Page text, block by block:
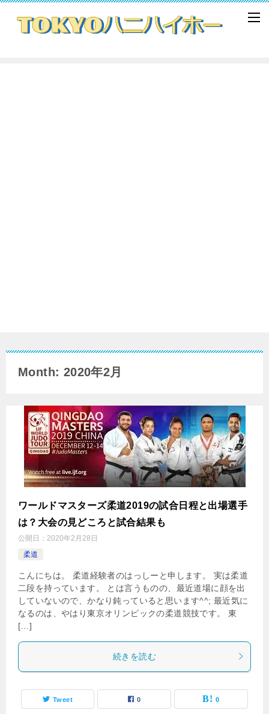
Month: 2020年2月
ワールドマスターズ柔道2019の試合日程と出場選手
は？大会の見どころと試合結果も
公開日： 2020年2月28日
柔道
こんにちは。 柔道経験者のはっしーと申します。 実は柔道
二段を持っています。 とは言うものの、最近道場に顔を出
していないので、かなり鈍っていると思います^^; 最近気に
なるのは、やはり東京オリンピックの柔道競技です。 東
[…]
続きを読む
Tweet 0 0